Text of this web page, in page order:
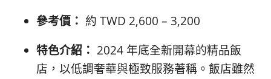
參考價： 約 TWD 2,600 – 3,200
特色介紹： 2024 年底全新開幕的精品飯
店，以低調奢華與極致服務著稱。飯店雖然